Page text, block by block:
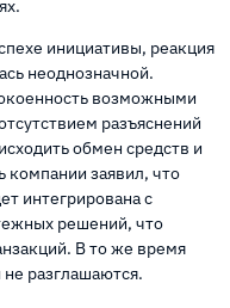
инициативы, реакция
неоднозначной.
возможными
разъяснений
обмен средств и
заявил, что
интегрирована с
решений, что
В то же время
разглашаются.